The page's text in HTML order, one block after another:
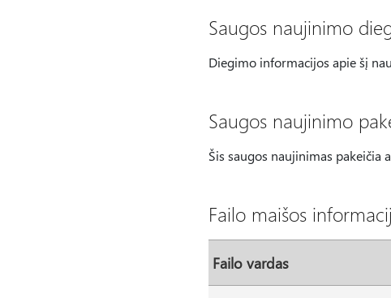
Saugos naujinimo
Diegimo informacijos apie šį
Saugos naujinimo
Šis saugos naujinimas pakeičia
Failo maišos
Failo vardas